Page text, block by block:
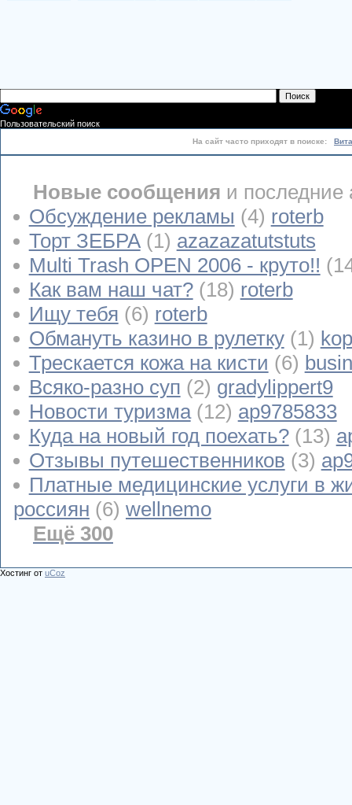
Пользовательский поиск
На сайт часто приходят в поиске:
Новые сообщения и последние
Обсуждение рекламы (4) roterb
Торт ЗЕБРА (1) azazazatutstuts
Multi Trash OPEN 2006 - круто!!
Как вам наш чат? (18) roterb
Ищу тебя (6) roterb
Обмануть казино в рулетку (1)
Трескается кожа на кисти (6)
Всяко-разно суп (2) gradylippert9
Новости туризма (12) ap9785833
Куда на новый год поехать? (13)
Отзывы путешественников (3)
Платные медицинские услуги в
россиян (6) wellnemo
Ещё 300
Хостинг от uCoz